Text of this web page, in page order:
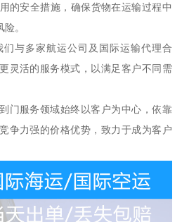
的安全措施，确保货物在运输过程中
。
与多家航运公司及国际运输代理合
灵活的服务模式，以满足客户不同需
门服务领域始终以客户为中心，依靠
争力强的价格优势，致力于成为客户